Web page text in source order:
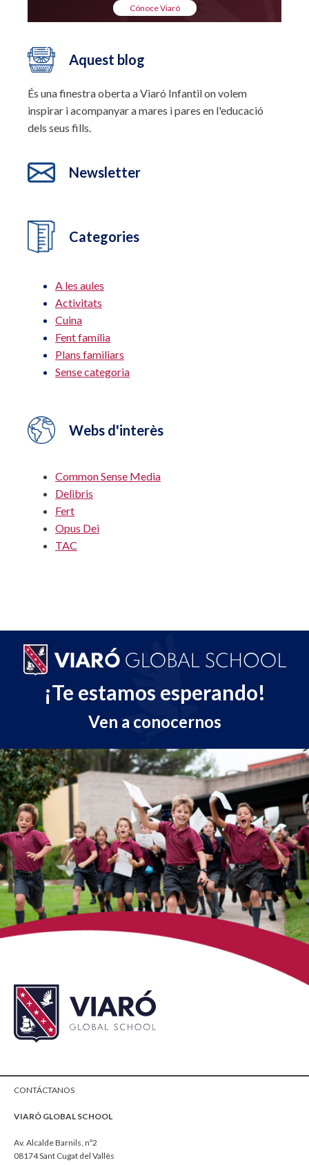
Cónoce Viaró
Aquest blog
És una finestra oberta a Viaró Infantil on volem
inspirar i acompanyar a mares i pares en l'educació
dels seus fills.
Newsletter
Categories
A les aules
Activitats
Cuina
Fent família
Plans familiars
Sense categoria
Webs d'interès
Common Sense Media
Delibris
Fert
Opus Dei
TAC
¡Te estamos esperando!
Ven a conocernos
CONTÁCTANOS
VIARÓ GLOBAL SCHOOL
Av. Alcalde Barnils, nº2
08174 Sant Cugat del Vallès